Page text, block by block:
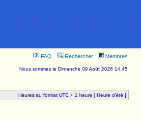
FAQ Rechercher Membres
Nous sommes le Dimanche 09 Août 2026 14:45
Heures au format UTC + 1 heure [ Heure d’été ]